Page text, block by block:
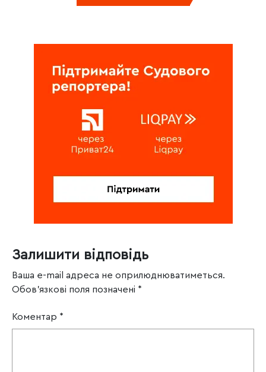
Залишити відповідь
Ваша e-mail адреса не оприлюднюватиметься.
Обов’язкові поля позначені *
Коментар *